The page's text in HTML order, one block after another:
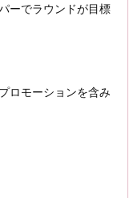
ーでラウンドが目標
ロモーションを含み